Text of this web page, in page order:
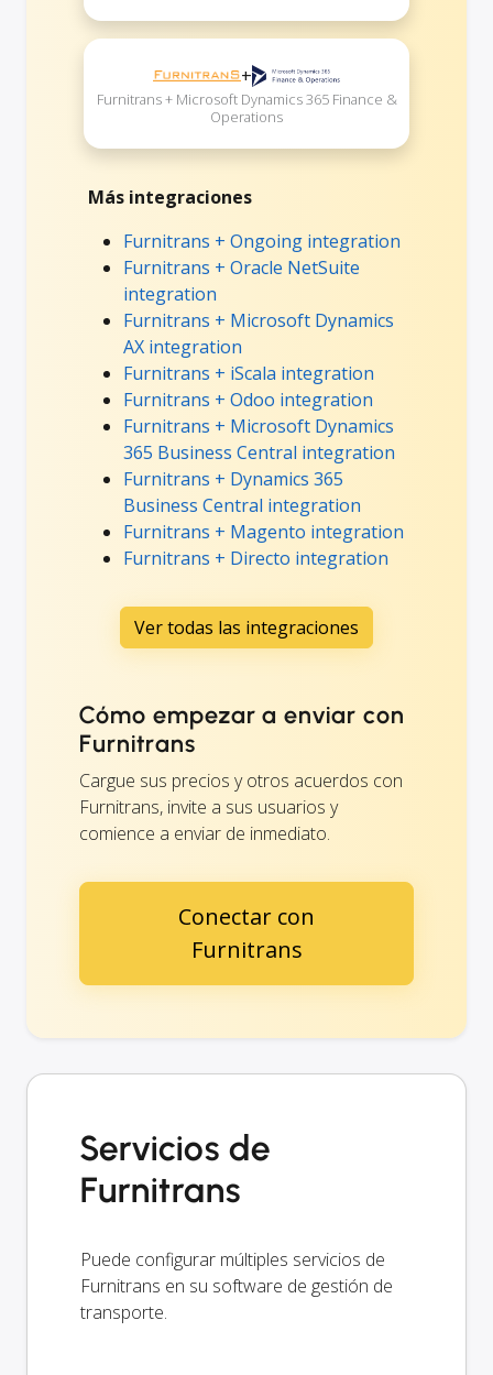
+
Furnitrans + Microsoft Dynamics 365 Finance &
Operations
Más integraciones
Furnitrans + Ongoing integration
Furnitrans + Oracle NetSuite
integration
Furnitrans + Microsoft Dynamics
AX integration
Furnitrans + iScala integration
Furnitrans + Odoo integration
Furnitrans + Microsoft Dynamics
365 Business Central integration
Furnitrans + Dynamics 365
Business Central integration
Furnitrans + Magento integration
Furnitrans + Directo integration
Ver todas las integraciones
Cómo empezar a enviar con
Furnitrans
Cargue sus precios y otros acuerdos con
Furnitrans, invite a sus usuarios y
comience a enviar de inmediato.
Conectar con
Furnitrans
Servicios de
Furnitrans
Puede configurar múltiples servicios de
Furnitrans en su software de gestión de
transporte.